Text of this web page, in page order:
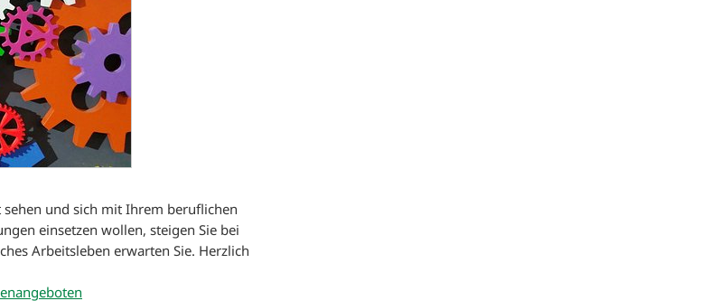
und sich mit Ihrem beruflichen
einsetzen wollen, steigen Sie bei
Arbeitsleben erwarten Sie. Herzlich